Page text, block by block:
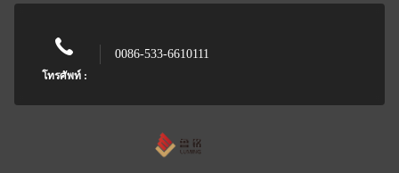
โทรศัพท์ :
0086-533-6610111